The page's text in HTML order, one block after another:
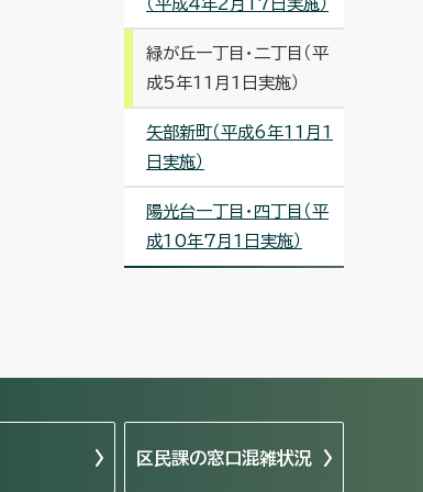
（平成4年2月17日実施）
緑が丘一丁目・二丁目（平
成5年11月1日実施）
矢部新町（平成6年11月1
日実施）
陽光台一丁目・四丁目（平
成10年7月1日実施）
区民課の窓口混雑状況